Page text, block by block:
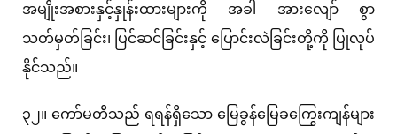
အမျိုးအစားနှင့်နှုန်းထားများကို အခါ အားလျော် စွာ
သတ်မှတ်ခြင်း၊ ပြင်ဆင်ခြင်းနှင့် ပြောင်းလဲခြင်းတို့ကို ပြုလုပ်
နိုင်သည်။
၃၂။ ကော်မတီသည် ရရန်ရှိသော မြေခွန်မြေခကြွေးကျန်များ